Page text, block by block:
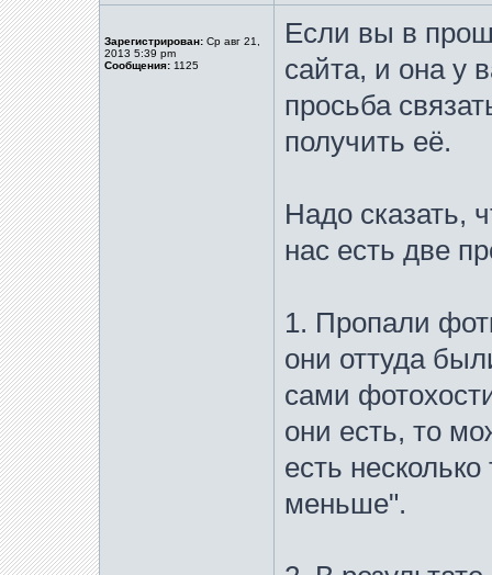
Зарегистрирован: Ср авг 21,
2013 5:39 pm
Сообщения: 1125
Если вы в
сайта, и она у
просьба
получить её.
Надо сказать,
нас есть две
1. Пропали
они оттуда
сами
они есть, то
есть
меньше".